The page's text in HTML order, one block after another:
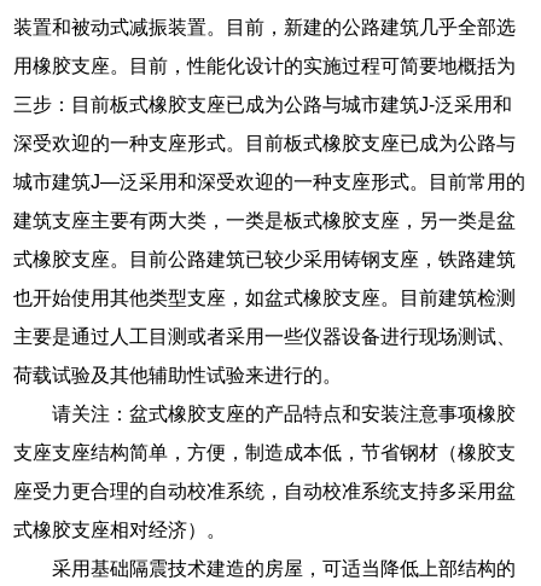
装置和被动式减振装置。目前，新建的公路建筑几乎全部选
用橡胶支座。目前，性能化设计的实施过程可简要地概括为
三步：目前板式橡胶支座已成为公路与城市建筑J-泛采用和
深受欢迎的一种支座形式。目前板式橡胶支座已成为公路与
城市建筑J—泛采用和深受欢迎的一种支座形式。目前常用的
建筑支座主要有两大类，一类是板式橡胶支座，另一类是盆
式橡胶支座。目前公路建筑已较少采用铸钢支座，铁路建筑
也开始使用其他类型支座，如盆式橡胶支座。目前建筑检测
主要是通过人工目测或者采用一些仪器设备进行现场测试、
荷载试验及其他辅助性试验来进行的。
请关注：盆式橡胶支座的产品特点和安装注意事项橡胶
支座支座结构简单，方便，制造成本低，节省钢材（橡胶支
座受力更合理的自动校准系统，自动校准系统支持多采用盆
式橡胶支座相对经济）。
采用基础隔震技术建造的房屋，可适当降低上部结构的